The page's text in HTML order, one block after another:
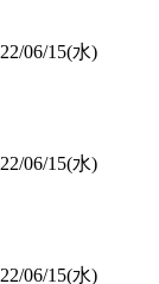
06/15(水)
06/15(水)
06/15(水)